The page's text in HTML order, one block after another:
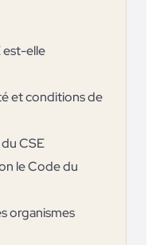
est-elle
et conditions de
CSE
le Code du
organismes